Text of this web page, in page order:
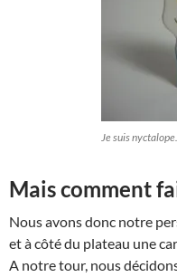
Je suis
Mais comment
Nous avons donc notre
et à côté du plateau une
A notre tour, nous